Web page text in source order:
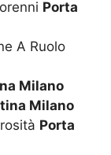
Porta
A Ruolo
Milano
Milano
Porta